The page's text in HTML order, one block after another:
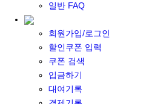
일반 FAQ
회원가입/로그인
할인쿠폰 입력
쿠폰 검색
입금하기
대여기록
일본 계약 와이파이
eSIM
일본 eSIM
한국 eSIM
대만 eSIM
기타 아시아 eSIM
eSIM 개통 설명서